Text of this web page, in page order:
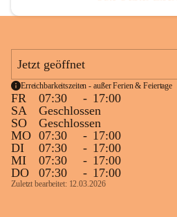
Maßnahmen im Unterricht
Zusätzliche schulische und
Angebote
Organisatorische (personelle
Maßnahmen
Nahtstellenarbeit zum
weiterführenden Schulen
Jetzt geöffnet
Erreichbarkeitszeiten - außer Ferien & Feiertage
FR 07:30 - 17:00
SA
Geschlossen
SO
Geschlossen
MO 07:30 - 17:00
DI
07:30 - 17:00
MI
07:30 - 17:00
DO
07:30 - 17:00
Zuletzt bearbeitet: 12.03.2026